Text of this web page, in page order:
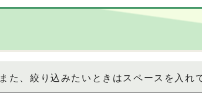
た、絞り込みたいときはスペースを入れ